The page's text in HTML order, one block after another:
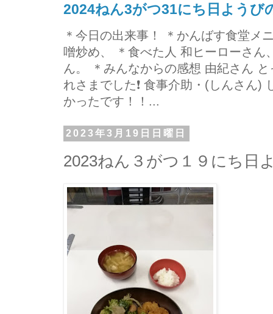
2024ねん3がつ31にち日ようび
＊今日の出来事！ ＊かんばす食堂メ
噌炒め、 ＊食べた人 和ヒーローさん
ん。 ＊みんなからの感想 由紀さん
れさまでした❗ 食事介助・(しんさん)
かったです！！...
2023年3月19日日曜日
2023ねん３がつ１９にち日